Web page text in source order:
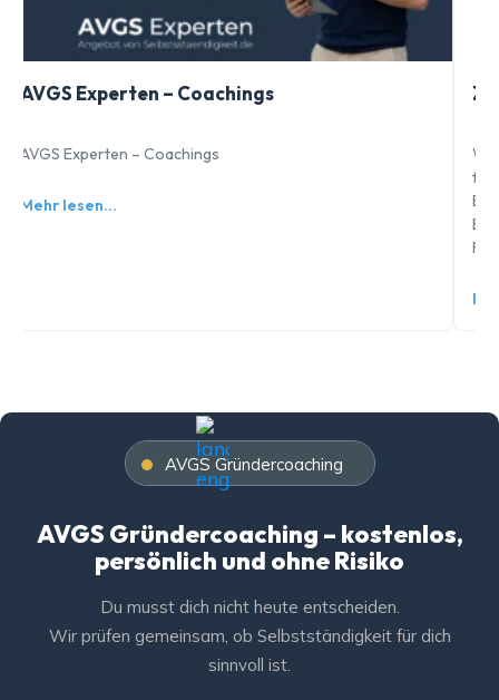
AVGS Experten – Coachings
AVGS Experten – Coachings
Mehr lesen…
AVGS Gründercoaching
AVGS Gründercoaching – kostenlos,
persönlich und ohne Risiko
Du musst dich nicht heute entscheiden.
Wir prüfen gemeinsam, ob Selbstständigkeit für dich
sinnvoll ist.